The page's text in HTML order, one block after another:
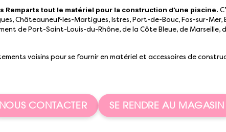
tout le matériel pour la construction d’une piscine.
Châteauneuf-les-Martigues, Istres, Port-de-Bouc, Fos-sur-Mer,
de Port-Saint-Louis-du-Rhône, de la Côte Bleue, de Marseille,
voisins pour se fournir en matériel et accessoires de
NOUS CONTACTER SE RENDRE AU MAGASIN